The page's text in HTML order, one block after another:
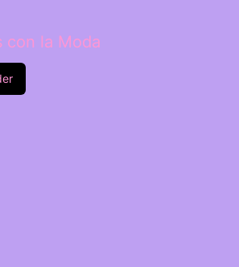
con la Moda